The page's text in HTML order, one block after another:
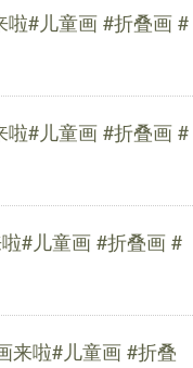
啦#儿童画 #折叠画 #
啦#儿童画 #折叠画 #
#儿童画 #折叠画 #
来啦#儿童画 #折叠